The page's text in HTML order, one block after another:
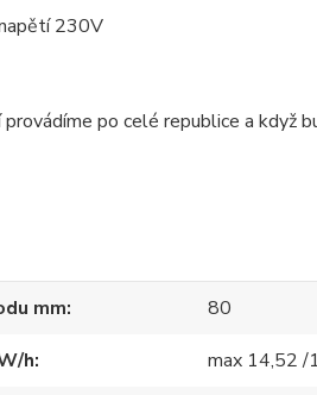
230V
po celé republice a když
mm
80
h
max 14,52 /